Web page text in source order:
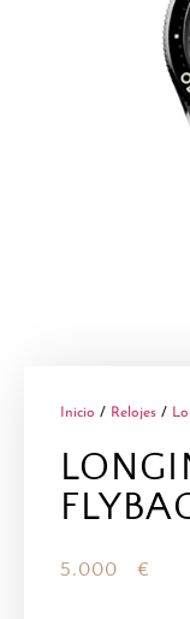
Inicio / Relojes /
5.000 €